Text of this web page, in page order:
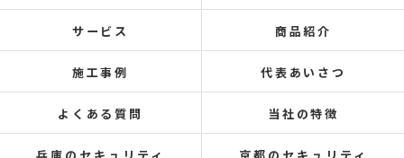
サービス 商品紹介
施工事例 代表あいさつ
よくある質問 当社の特徴
兵庫のセキュリティ 京都のセキュリティ